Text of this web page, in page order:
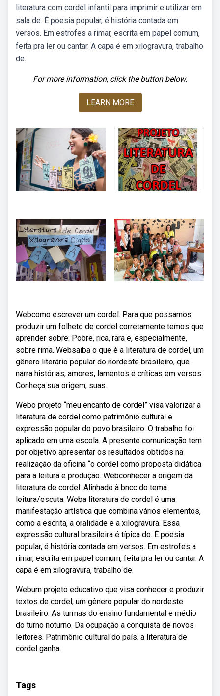
literatura com cordel infantil para imprimir e utilizar em
sala de. É poesia popular, é história contada em
versos. Em estrofes a rimar, escrita em papel comum,
feita pra ler ou cantar. A capa é em xilogravura, trabalho
de.
For more information, click the button below.
LEARN MORE
Webcomo escrever um cordel. Para que possamos
produzir um folheto de cordel corretamente temos que
aprender sobre: Pobre, rica, rara e, especialmente,
sobre rima. Websaiba o que é a literatura de cordel, um
gênero literário popular do nordeste brasileiro, que
narra histórias, amores, lamentos e críticas em versos.
Conheça sua origem, suas.
Webo projeto “meu encanto de cordel” visa valorizar a
literatura de cordel como patrimônio cultural e
expressão popular do povo brasileiro. O trabalho foi
aplicado em uma escola. A presente comunicação tem
por objetivo apresentar os resultados obtidos na
realização da oficina “o cordel como proposta didática
para a leitura e produção. Webconhecer a origem da
literatura de cordel. Alinhado à bncc do tema
leitura/escuta. Weba literatura de cordel é uma
manifestação artística que combina vários elementos,
como a escrita, a oralidade e a xilogravura. Essa
expressão cultural brasileira é típica do. É poesia
popular, é história contada em versos. Em estrofes a
rimar, escrita em papel comum, feita pra ler ou cantar. A
capa é em xilogravura, trabalho de.
Webum projeto educativo que visa conhecer e produzir
textos de cordel, um gênero popular do nordeste
brasileiro. As turmas do ensino fundamental e médio
do turno noturno. Da ocupação a conquista de novos
leitores. Patrimônio cultural do país, a literatura de
cordel ganha.
Tags